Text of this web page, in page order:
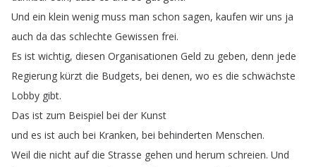
Und ein klein wenig muss man schon sagen, kaufen wir uns ja
auch da das schlechte Gewissen frei.
Es ist wichtig, diesen Organisationen Geld zu geben, denn jede
Regierung kürzt die Budgets, bei denen, wo es die schwächste
Lobby gibt.
Das ist zum Beispiel bei der Kunst
und es ist auch bei Kranken, bei behinderten Menschen.
Weil die nicht auf die Strasse gehen und herum schreien. Und